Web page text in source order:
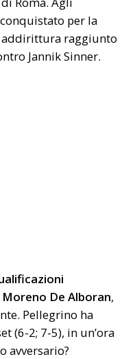
per la
addirittura raggiunto
Jannik Sinner.
De Alboran,
Pellegrino ha
(6-2; 7-5), in un’ora
avversario?